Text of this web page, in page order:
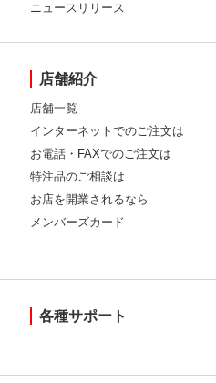
ニュースリリース
店舗紹介
店舗一覧
インターネットでのご注文は
お電話・FAXでのご注文は
特注品のご相談は
お店を開業されるなら
メンバーズカード
各種サポート